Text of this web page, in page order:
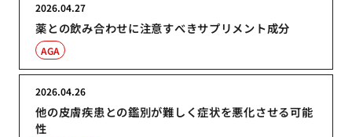
薬との飲み合わせに注意すべきサプリメント成分
2026.04.27
AGA
他の皮膚疾患との鑑別が難しく症状を悪化させる可能
性
2026.04.26